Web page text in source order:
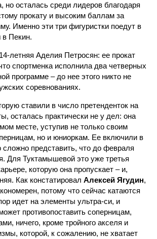
но осталась среди лидеров благодаря
прокату и высоким баллам за
Именно эти три фигуристки поедут в
в Пекин.
летняя Аделия Петросян: ее прокат
спортменка исполнила два четверных
программе – до нее этого никто не
соревнованиях.
ставили в число претенденток на
осталась практически не у дел: она
месте, уступив не только своим
но и юниоркам. Ее включили в
сложно представить, что до февраля
Для Туктамышевой это уже третья
которую она пропускает – и,
Как констатировал Алексей Ягудин,
потому что сейчас катаются
идет на элементы ультра-си, и
противопоставить соперницам,
ничего, кроме тройного акселя и
которой, к сожалению, не хватает